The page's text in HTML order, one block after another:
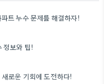
트 누수 문제를 해결하자!
정보와 팁!
로운 기회에 도전하다!